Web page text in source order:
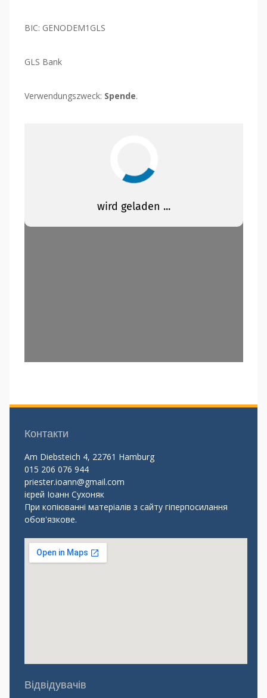
BIC: GENODEM1GLS
GLS Bank
Verwendungszweck: Spende.
Контакти
Am Diebsteich 4, 22761 Hamburg
015 206 076 944
priester.ioann@gmail.com
ієрей Іоанн Сухоняк
При копіюванні матеріалів з сайту гіперпосилання
обов'язкове.
Відвідувачів